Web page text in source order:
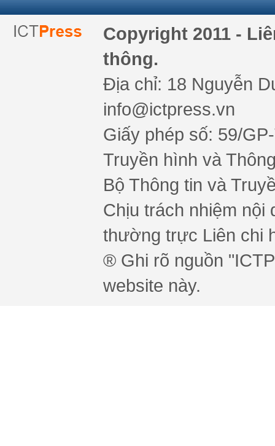
Copyright 2011 -
thông.
Địa chỉ: 18 Nguyễn
info@ictpress.vn
Giấy phép số: 59/
Truyền hình và
Bộ Thông tin và
Chịu trách nhiệm nội
thường trực Liên chi
® Ghi rõ nguồn
website này.